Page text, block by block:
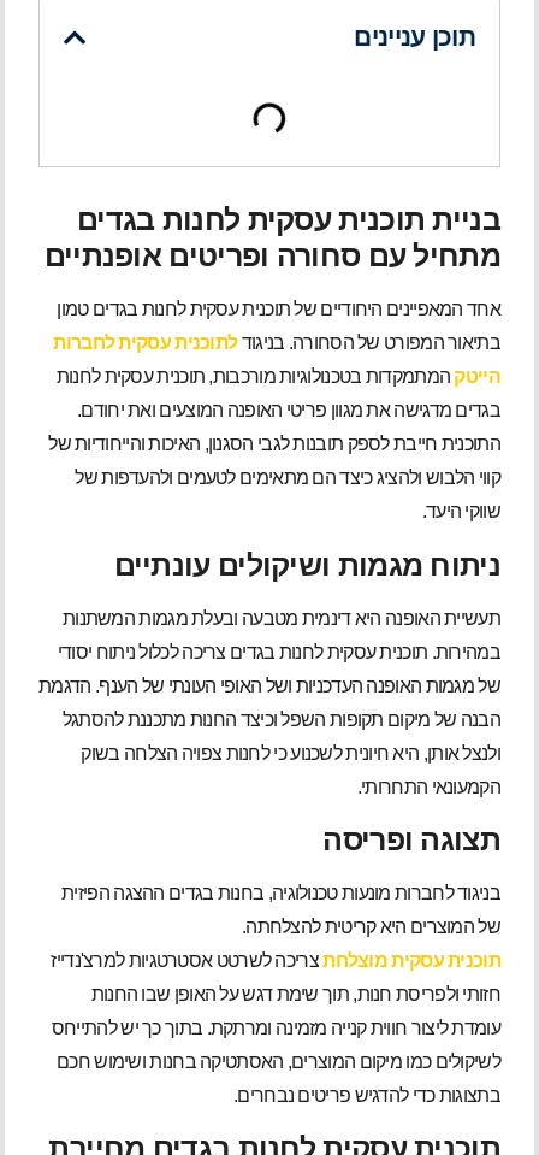
תוכן עניינים
בניית תוכנית עסקית לחנות בגדים
מתחיל עם סחורה ופריטים אופנתיים
אחד המאפיינים היחודיים של תוכנית עסקית לחנות בגדים טמון
בתיאור המפורט של הסחורה. בניגודלתוכנית עסקית לחברות
הייטק המתמקדות בטכנולוגיות מורכבות, תוכנית עסקית לחנות
בגדים מדגישה את מגוון פריטי האופנה המוצעים ואת יחודם.
התוכנית חייבת לספק תובנות לגבי הסגנון, האיכות והייחודיות של
קווי הלבוש ולהציג כיצד הם מתאימים לטעמים ולהעדפות של
שווקי היעד.
ניתוח מגמות ושיקולים עונתיים
תעשיית האופנה היא דינמית מטבעה ובעלת מגמות המשתנות
במהירות. תוכנית עסקית לחנות בגדים צריכה לכלול ניתוח יסודי
של מגמות האופנה העדכניות ושל האופי העונתי של הענף. הדגמת
הבנה של מיקום תקופות השפל וכיצד החנות מתכננת להסתגל
ולנצל אותן, היא חיונית לשכנוע כי לחנות צפויה הצלחה בשוק
הקמעונאי התחרותי.
תצוגה ופריסה
בניגוד לחברות מונעות טכנולוגיה, בחנות בגדים ההצגה הפיזית
של המוצרים היא קריטית להצלחתה.
תוכנית עסקית מוצלחתצריכה לשרטט אסטרטגיות למרצ'נדייז
חזותי ולפריסת חנות, תוך שימת דגש על האופן שבו החנות
עומדת ליצור חווית קנייה מזמינה ומרתקת. בתוך כך יש להתייחס
לשיקולים כמו מיקום המוצרים, האסתטיקה בחנות ושימוש חכם
בתצוגות כדי להדגיש פריטים נבחרים.
תוכנית עסקית לחנות בגדים מחייבת